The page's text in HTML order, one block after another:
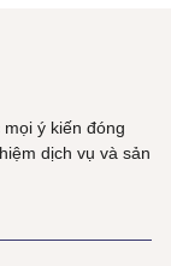
ý kiến đóng
dịch vụ và sản